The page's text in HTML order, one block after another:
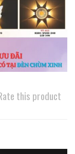
this product